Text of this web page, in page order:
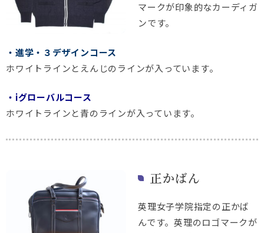
マークが印象的なカーディガ
ンです。
・進学・３デザインコース
ホワイトラインとえんじのラインが入っています。
・iグローバルコース
ホワイトラインと青のラインが入っています。
正かばん
英理女子学院指定の正かば
んです。英理のロゴマークが